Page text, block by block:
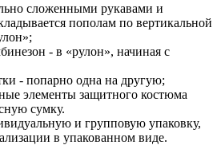
сложенными рукавами и
пополам по вертикальной
- в «рулон», начиная с
- попарно одна на другую;
элементы защитного костюма
сумку.
и групповую упаковку,
в упакованном виде.